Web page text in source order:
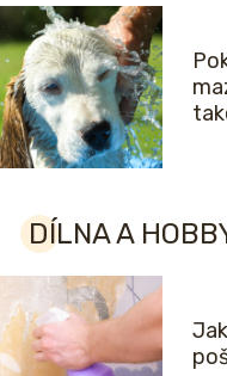
DÍLNA A